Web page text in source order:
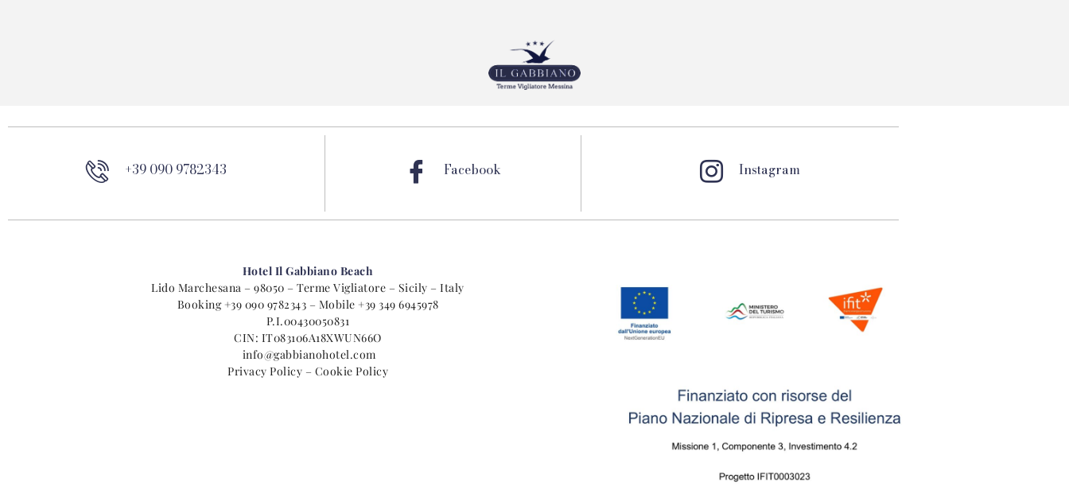
+39 090 9782343 Facebook Instagram
Hotel Il Gabbiano Beach
Lido Marchesana – 98050 – Terme Vigliatore – Sicily – Italy
Booking +39 090 9782343 – Mobile +39 349 6945978
P.I.00430050831
CIN: IT083106A18XWUN66O
info@gabbianohotel.com
Privacy Policy – Cookie Policy